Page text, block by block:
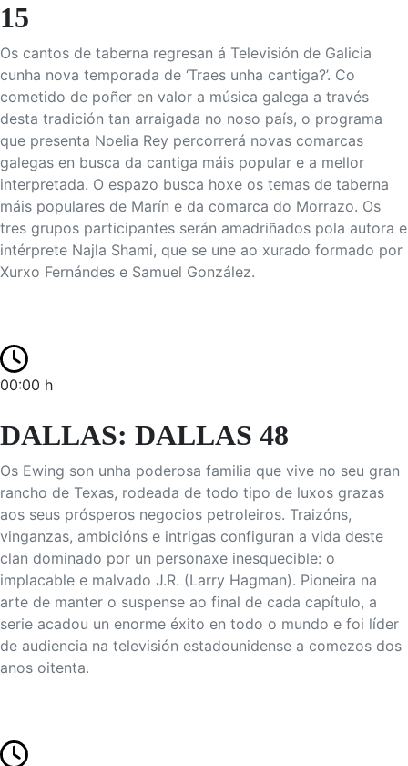
15
Os cantos de taberna regresan á Televisión de Galicia
cunha nova temporada de ‘Traes unha cantiga?’. Co
cometido de poñer en valor a música galega a través
desta tradición tan arraigada no noso país, o programa
que presenta Noelia Rey percorrerá novas comarcas
galegas en busca da cantiga máis popular e a mellor
interpretada. O espazo busca hoxe os temas de taberna
máis populares de Marín e da comarca do Morrazo. Os
tres grupos participantes serán amadriñados pola autora e
intérprete Najla Shami, que se une ao xurado formado por
Xurxo Fernándes e Samuel González.
00:00 h
DALLAS: DALLAS 48
Os Ewing son unha poderosa familia que vive no seu gran
rancho de Texas, rodeada de todo tipo de luxos grazas
aos seus prósperos negocios petroleiros. Traizóns,
vinganzas, ambicións e intrigas configuran a vida deste
clan dominado por un personaxe inesquecible: o
implacable e malvado J.R. (Larry Hagman). Pioneira na
arte de manter o suspense ao final de cada capítulo, a
serie acadou un enorme éxito en todo o mundo e foi líder
de audiencia na televisión estadounidense a comezos dos
anos oitenta.